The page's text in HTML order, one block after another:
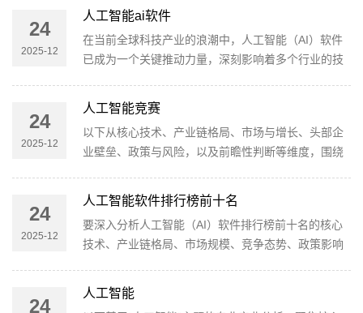
力求数据支撑与逻辑清晰，便于投资决策与行业研判
使用。一、核心判断概览全球AI硬件与云端AI服务高
度叠加，最终形成以硬
24
2025-12
人工智能ai软件
在当前全球科技产业的浪潮中，人工智能（AI）软件
已成为一个关键推动力量，深刻影响着多个行业的技
域的广泛应用，从大数据分析到自动化决策、从智能
机器人到自然语言处理（NLP），AI软件正在成为提
升效率、创新商业模式及优化
24
2025-12
人工智能竞赛
以下从核心技术、产业链格局、市场与增长、头部企
业壁垒、政策与风险，以及前瞻性判断等维度，围绕
供可落地的判断框架。一、核心技术演进与技术趋势
要点基础模型与对齐能力并重：大规模 foundation
model 是竞争的核心，
24
2025-12
人工智能软件排行榜前十名
要深入分析人工智能（AI）软件排行榜前十名的核心
技术、产业链格局、市场规模、竞争态势、政策影响
一主题的深度分析：1. 核心技术解析人工智能软件通
24
人工智能